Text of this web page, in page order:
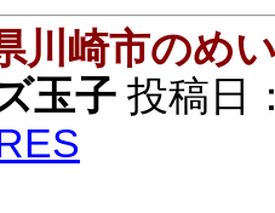
川崎市のめ
玉子 投稿日